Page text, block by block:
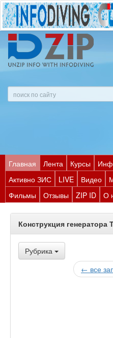
Главная Лента Курсы
Активно ЗИС
LIVE Видео
Фильмы
Отзывы ZIP ID О
Конструкция
Рубрика
← все